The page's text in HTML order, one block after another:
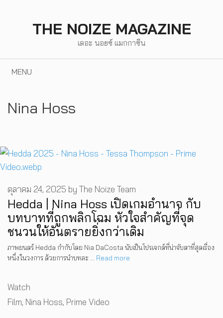
THE NOIZE MAGAZINE
เดอะ นอยซ์ แมกกาซีน
MENU
Nina Hoss
Hedda | Nina Hoss เปิดเกมอำนาจ กับ
บทบาทที่ถูกพลิกโฉม หัวใจสำคัญที่จุด
ชนวนให้อันตรายยิ่งกว่าเดิม
ตุลาคม 24, 2025 by The Noize Team
ภาพยนตร์ Hedda กำกับโดย Nia DaCosta นับเป็นโปรเจกต์ที่น่าจับตาที่สุดเรื่อง
หนึ่งในวงการ ด้วยการนำบทละ … Read more
Categories
Watch
Tags
Film, Nina Hoss, Prime Video